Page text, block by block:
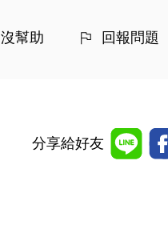
沒幫助 回報問題
分享給好友